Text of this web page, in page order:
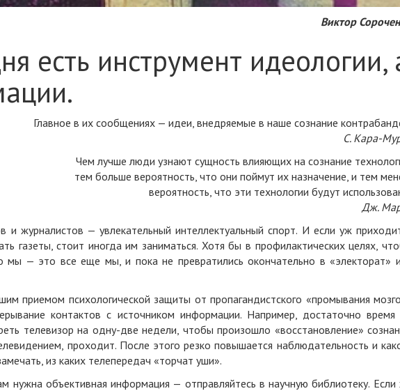
Виктор
есть инструмент идеологии,
Главное в их сообщениях — идеи, внедряемые в наше сознание
С. Кара-
Чем лучше люди узнают сущность влияющих на сознание
тем больше вероятность, что они поймут их назначение, и тем
вероятность, что эти технологии будут
Дж.
и журналистов — увлекательный интеллектуальный спорт. И если уж
газеты, стоит иногда им заниматься. Хотя бы в профилактических целях,
мы — это все еще мы, и пока не превратились окончательно в «электорат»
приемом психологической защиты от пропагандистского «промывания
контактов с источником информации. Например, достаточно время
телевизор на одну-две недели, чтобы произошло «восстановление»
проходит. После этого резко повышается наблюдательность и
из каких телепередач «торчат уши».
нужна объективная информация — отправляйтесь в научную библиотеку. Если